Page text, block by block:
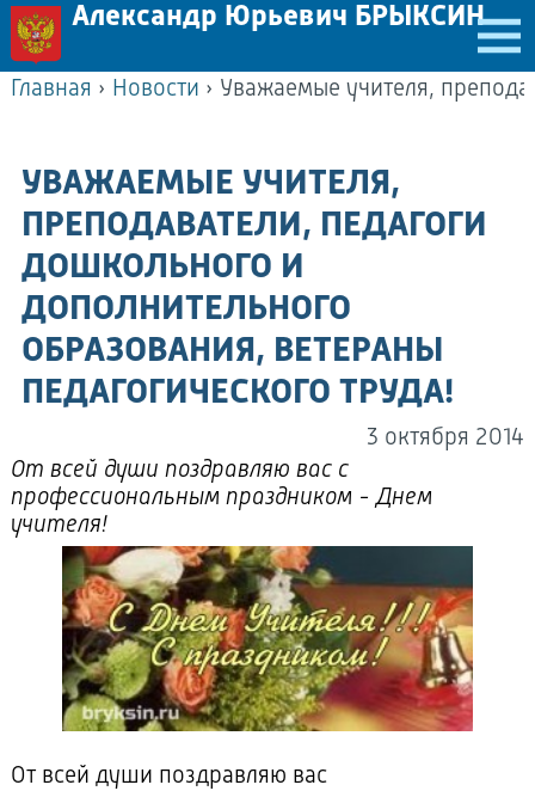
Александр Юрьевич БРЫКСИН
Главная › Новости ›
УВАЖАЕМЫЕ УЧИТЕЛЯ,
ПРЕПОДАВАТЕЛИ, ПЕДАГОГИ
ДОШКОЛЬНОГО И
ДОПОЛНИТЕЛЬНОГО
ОБРАЗОВАНИЯ, ВЕТЕРАНЫ
ПЕДАГОГИЧЕСКОГО ТРУДА!
3 октября 2014
От всей души поздравляю вас с
профессиональным праздником - Днем
учителя!
От всей души поздравляю вас